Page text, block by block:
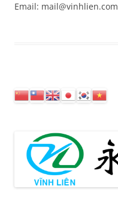
Email: mail@vinhlien.com